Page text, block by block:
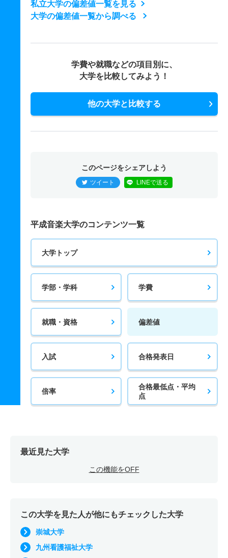
私立大学の偏差値一覧を見る
大学の偏差値一覧から調べる
学費や就職などの項目別に、
大学を比較してみよう！
他の大学と比較する
このページをシェアしよう
ツイート LINEで送る
平成音楽大学のコンテンツ一覧
大学トップ
学部・学科 学費
就職・資格 偏差値
入試 合格発表日
倍率
合格最低点・平均
点
最近見た大学
この機能をOFF
この大学を見た人が他にもチェックした大学
崇城大学
九州看護福祉大学